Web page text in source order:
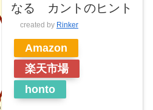
なる カントのヒント
created by Rinker
Amazon
楽天市場
honto